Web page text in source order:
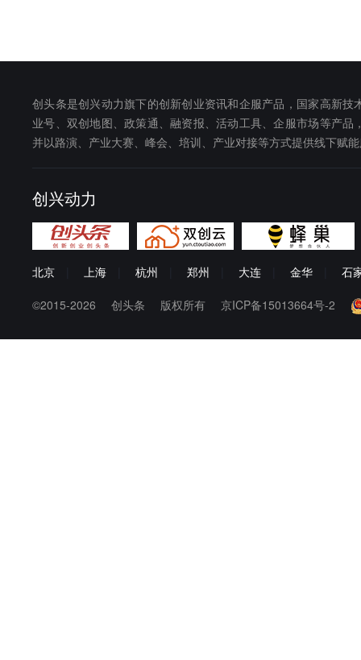
创头条是创兴动力旗下的创新创业资讯和企服产品，国家高新
业号、双创地图、政策通、融资报、活动工具、企服市场等产
并以路演、产业大赛、峰会、培训、产业对接等方式提供线下赋
创兴动力
北京 上海 杭州 郑州 大连 金华 石
©2015-2026 创头条 版权所有 京ICP备15013664号-2